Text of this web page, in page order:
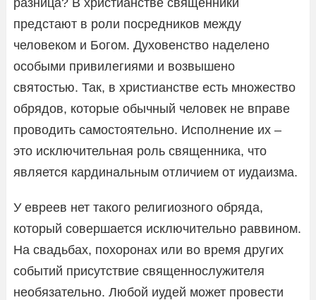
предстают в роли посредников между
человеком и Богом. Духовенство наделено
особыми привилегиями и возвышено
святостью. Так, в христианстве есть множество
обрядов, которые обычный человек не вправе
проводить самостоятельно. Исполнение их –
это исключительная роль священника, что
является кардинальным отличием от иудаизма.
У евреев нет такого религиозного обряда,
который совершается исключительно раввином.
На свадьбах, похоронах или во время других
событий присутствие священнослужителя
необязательно. Любой иудей может провести